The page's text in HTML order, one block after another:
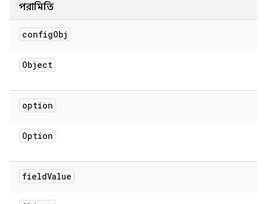
পরামিতি
configObj
Object
option
Option
fieldValue